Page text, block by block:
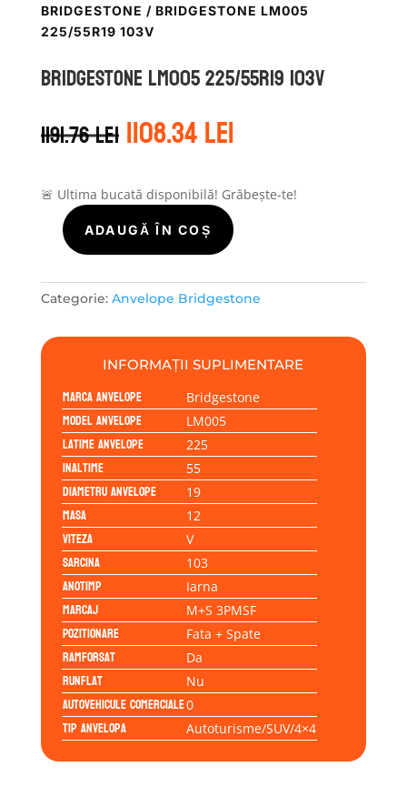
BRIDGESTONE / BRIDGESTONE LM005
225/55R19 103V
Bridgestone LM005 225/55R19 103V
1191.76lei Prețul
inițial
fost:
1191.76 lei.
1108.34leiPrețul
curent
1108.34 lei.
🚨 Ultima bucată disponibilă! Grăbește-te!
Cantitate
Bridgestone
LM005
225/55R19
ADAUGĂ ÎN COȘ
Categorie: Anvelope Bridgestone
INFORMAȚII SUPLIMENTARE
Marca anvelope Bridgestone
Model anvelope LM005
Latime anvelope 225
Inaltime 55
Diametru anvelope 19
Masa 12
Viteza V
Sarcina 103
Anotimp Iarna
Marcaj M+S 3PMSF
Pozitionare Fata + Spate
Ramforsat Da
Runflat Nu
Autovehicule comerciale0
Tip anvelopa Autoturisme/SUV/4×4